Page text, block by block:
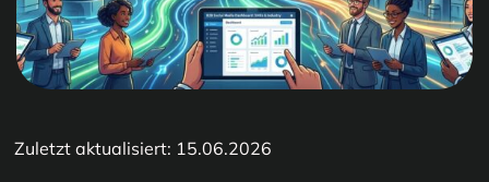
Zuletzt aktualisiert: 15.06.2026